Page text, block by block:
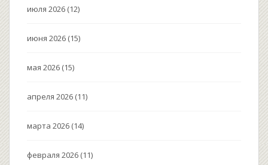
июля 2026 (12)
июня 2026 (15)
мая 2026 (15)
апреля 2026 (11)
марта 2026 (14)
февраля 2026 (11)